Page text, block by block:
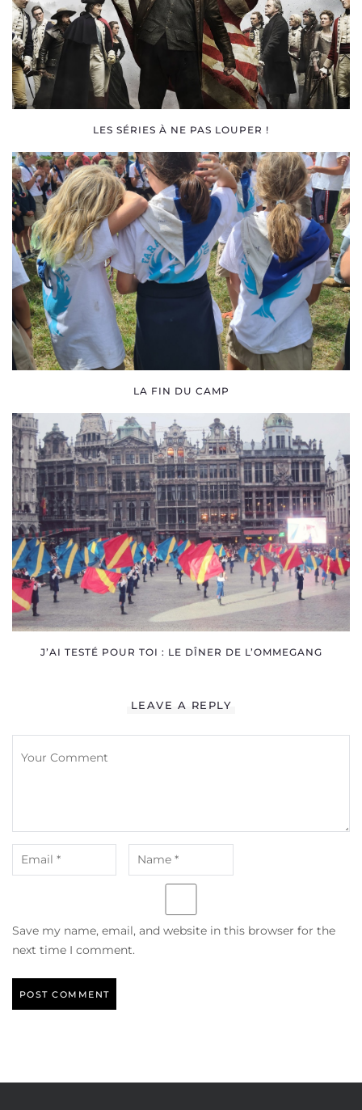
LES SÉRIES À NE PAS LOUPER !
LA FIN DU CAMP
J’AI TESTÉ POUR TOI : LE DÎNER DE L’OMMEGANG
LEAVE A REPLY
Save my name, email, and website in this browser for the
next time I comment.